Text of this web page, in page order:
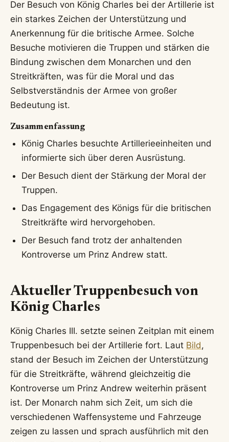
Der Besuch von König Charles bei der Artillerie ist
ein starkes Zeichen der Unterstützung und
Anerkennung für die britische Armee. Solche
Besuche motivieren die Truppen und stärken die
Bindung zwischen dem Monarchen und den
Streitkräften, was für die Moral und das
Selbstverständnis der Armee von großer
Bedeutung ist.
Zusammenfassung
König Charles besuchte Artillerieeinheiten und
informierte sich über deren Ausrüstung.
Der Besuch dient der Stärkung der Moral der
Truppen.
Das Engagement des Königs für die britischen
Streitkräfte wird hervorgehoben.
Der Besuch fand trotz der anhaltenden
Kontroverse um Prinz Andrew statt.
Aktueller Truppenbesuch von
König Charles
König Charles III. setzte seinen Zeitplan mit einem
Truppenbesuch bei der Artillerie fort. Laut Bild,
stand der Besuch im Zeichen der Unterstützung
für die Streitkräfte, während gleichzeitig die
Kontroverse um Prinz Andrew weiterhin präsent
ist. Der Monarch nahm sich Zeit, um sich die
verschiedenen Waffensysteme und Fahrzeuge
zeigen zu lassen und sprach ausführlich mit den